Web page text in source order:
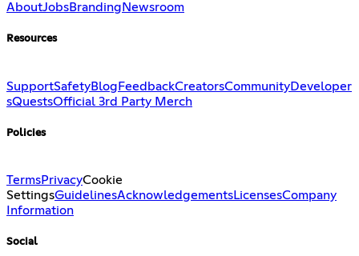
AboutJobsBranding Newsroom
Resources
SupportSafetyBlogFeedbackCreatorsCommunityDeveloper
sQuestsOfficial 3rd Party Merch
Policies
TermsPrivacyCookie
SettingsGuidelinesAcknowledgementsLicensesCompany
Information
Social